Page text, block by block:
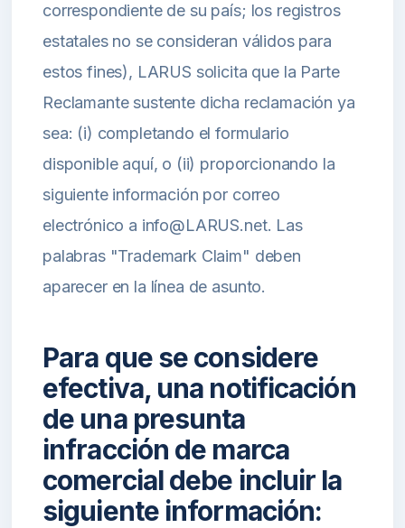
correspondiente de su país; los registros
estatales no se consideran válidos para
estos fines), LARUS solicita que la Parte
Reclamante sustente dicha reclamación ya
sea: (i) completando el formulario
disponible aquí, o (ii) proporcionando la
siguiente información por correo
electrónico a info@LARUS.net. Las
palabras "Trademark Claim" deben
aparecer en la línea de asunto.
Para que se considere
efectiva, una notificación
de una presunta
infracción de marca
comercial debe incluir la
siguiente información: